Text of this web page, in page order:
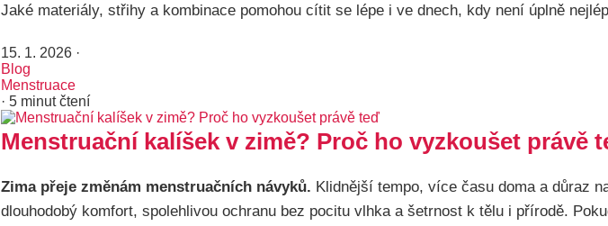
Jaké materiály, střihy a kombinace pomohou cítit se lépe i ve dnech, kdy není úplně
15. 1. 2026 ·
Blog
Menstruace
· 5 minut čtení
Menstruační kalíšek v zimě? Proč ho vyzkoušet právě
Zima přeje změnám menstruačních návyků. Klidnější tempo, více času doma a důraz
dlouhodobý komfort, spolehlivou ochranu bez pocitu vlhka a šetrnost k tělu i přírodě.